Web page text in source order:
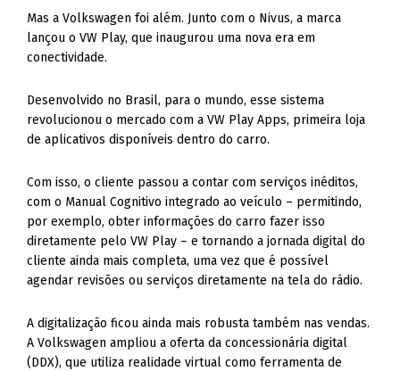
Mas a Volkswagen foi além. Junto com o Nivus, a marca
lançou o VW Play, que inaugurou uma nova era em
conectividade.
Desenvolvido no Brasil, para o mundo, esse sistema
revolucionou o mercado com a VW Play Apps, primeira loja
de aplicativos disponíveis dentro do carro.
Com isso, o cliente passou a contar com serviços inéditos,
com o Manual Cognitivo integrado ao veículo – permitindo,
por exemplo, obter informações do carro fazer isso
diretamente pelo VW Play – e tornando a jornada digital do
cliente ainda mais completa, uma vez que é possível
agendar revisões ou serviços diretamente na tela do rádio.
A digitalização ficou ainda mais robusta também nas vendas.
A Volkswagen ampliou a oferta da concessionária digital
(DDX), que utiliza realidade virtual como ferramenta de